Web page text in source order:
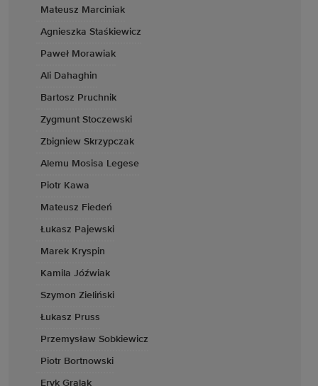
Mateusz Marciniak
Agnieszka Staśkiewicz
Paweł Morawiak
Ali Dahaghin
Bartosz Pruchnik
Zygmunt Stoczewski
Zbigniew Skrzypczak
Alemu Mosisa Legese
Piotr Kawa
Mateusz Fiedeń
Łukasz Pajewski
Marek Kryspin
Kamila Jóźwiak
Szymon Zieliński
Łukasz Pruss
Przemysław Sobkiewicz
Piotr Bortnowski
Eryk Gralak